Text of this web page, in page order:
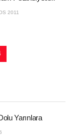
2011
Yarınlara